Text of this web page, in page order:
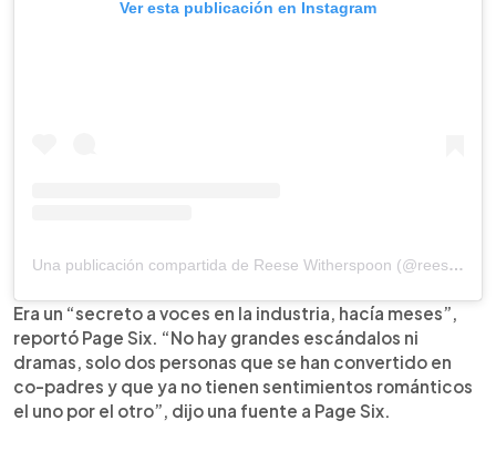
Ver esta publicación en Instagram
Una publicación compartida de Reese Witherspoon (@reesewitherspoon)
Era un “secreto a voces en la industria, hacía meses”,
reportó Page Six. “No hay grandes escándalos ni
dramas, solo dos personas que se han convertido en
co-padres y que ya no tienen sentimientos románticos
el uno por el otro”, dijo una fuente a Page Six.